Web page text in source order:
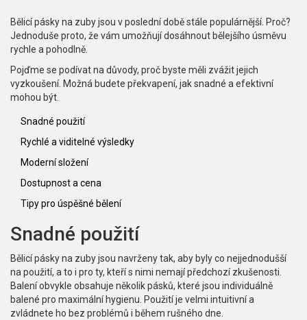
Bělicí pásky na zuby jsou v poslední době stále populárnější. Proč?
Jednoduše proto, že vám umožňují dosáhnout bělejšího úsměvu
rychle a pohodlně.
Pojďme se podívat na důvody, proč byste měli zvážit jejich
vyzkoušení. Možná budete překvapení, jak snadné a efektivní
mohou být.
Snadné použití
Rychlé a viditelné výsledky
Moderní složení
Dostupnost a cena
Tipy pro úspěšné bělení
Snadné použití
Bělicí pásky na zuby jsou navrženy tak, aby byly co nejjednodušší
na použití, a to i pro ty, kteří s nimi nemají předchozí zkušenosti.
Balení obvykle obsahuje několik pásků, které jsou individuálně
balené pro maximální hygienu. Použití je velmi intuitivní a
zvládnete ho bez problémů i během rušného dne.